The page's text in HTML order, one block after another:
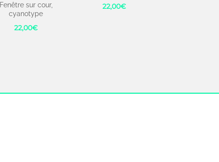
Fenêtre sur cour,
cyanotype
22,00€
22,00€